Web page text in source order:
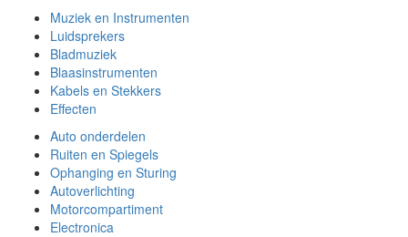
Muziek en Instrumenten
Luidsprekers
Bladmuziek
Blaasinstrumenten
Kabels en Stekkers
Effecten
Auto onderdelen
Ruiten en Spiegels
Ophanging en Sturing
Autoverlichting
Motorcompartiment
Electronica